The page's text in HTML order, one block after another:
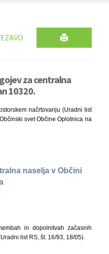
za centralna
10320.
načrtovanju (Uradni list
svet Občine Oplotnica na
naselja v Občini
in dopolnitvah začasnih
list RS, št. 16/93, 18/05).